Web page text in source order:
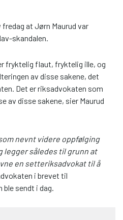
at Jørn Maurud var
skandalen.
fryktelig flaut, fryktelig ille, og
av disse sakene, det
Det er riksadvokaten som
av disse sakene, sier Maurud
nevnt videre oppfølging
legger således til grunn at
en setteriksadvokat til å
i brevet til
sendt i dag.